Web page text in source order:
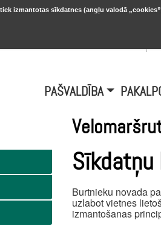
PAŠVALDĪBA
Sīkdatņu
Burtnieku novada
uzlabot vietnes
izmantošanas
izmantotas sīkdatnes (angļu valodā